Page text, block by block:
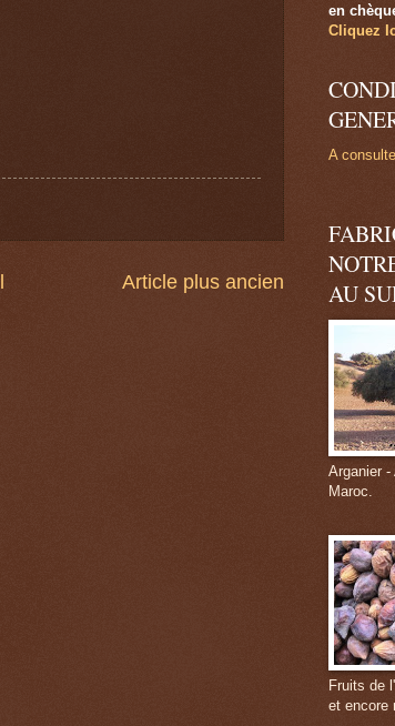
Article plus ancien
en
Cliquez
A
AU
Arganier -
Maroc.
Fruits de
et encore